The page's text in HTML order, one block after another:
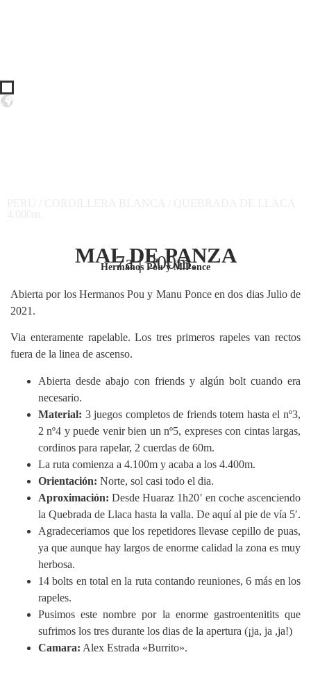
MAL DE PANZA
7a | 300m.
Hermanos Pou y M.Ponce
Abierta por los Hermanos Pou y Manu Ponce en dos dias Julio de
2021.
Via enteramente rapelable. Los tres primeros rapeles van rectos
fuera de la linea de ascenso.
Abierta desde abajo con friends y algún bolt cuando era
necesario.
Material: 3 juegos completos de friends totem hasta el nº3,
2 nº4 y puede venir bien un nº5, expreses con cintas largas,
cordinos para rapelar, 2 cuerdas de 60m.
La ruta comienza a 4.100m y acaba a los 4.400m.
Orientación: Norte, sol casi todo el dia.
Aproximación: Desde Huaraz 1h20′ en coche ascenciendo
la Quebrada de Llaca hasta la valla. De aquí al pie de vía 5′.
Agradeceriamos que los repetidores llevase cepillo de puas,
ya que aunque hay largos de enorme calidad la zona es muy
herbosa.
14 bolts en total en la ruta contando reuniones, 6 más en los
rapeles.
Pusimos este nombre por la enorme gastroentenitits que
sufrimos los tres durante los dias de la apertura (¡ja, ja ,ja!)
Camara: Alex Estrada «Burrito».